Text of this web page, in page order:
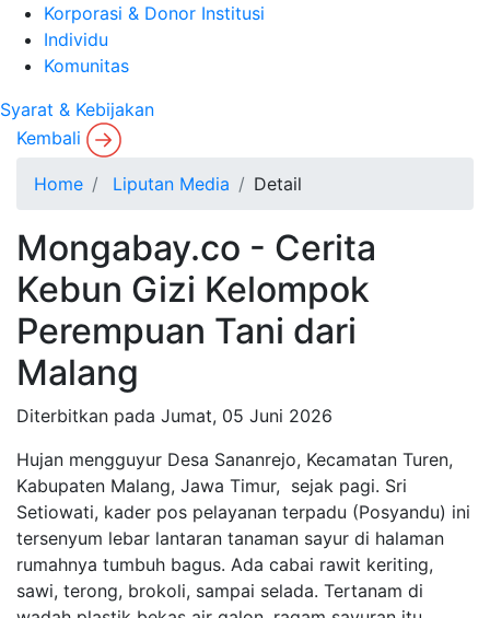
Korporasi & Donor Institusi
Individu
Komunitas
Syarat & Kebijakan
Kembali
Home Liputan Media Detail
Mongabay.co - Cerita
Kebun Gizi Kelompok
Perempuan Tani dari
Malang
Diterbitkan pada Jumat, 05 Juni 2026
Hujan mengguyur Desa Sananrejo, Kecamatan Turen,
Kabupaten Malang, Jawa Timur, sejak pagi. Sri
Setiowati, kader pos pelayanan terpadu (Posyandu) ini
tersenyum lebar lantaran tanaman sayur di halaman
rumahnya tumbuh bagus. Ada cabai rawit keriting,
sawi, terong, brokoli, sampai selada. Tertanam di